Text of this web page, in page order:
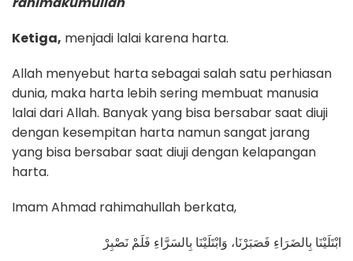
Ketiga, menjadi lalai karena harta.
Allah menyebut harta sebagai salah satu perhiasan
dunia, maka harta lebih sering membuat manusia
lalai dari Allah. Banyak yang bisa bersabar saat diuji
dengan kesempitan harta namun sangat jarang
yang bisa bersabar saat diuji dengan kelapangan
harta.
Imam Ahmad rahimahullah berkata,
ابْتَلَيْنَا بِالضَرَاءِ فَصَبَرْنَا، وَابْتَلَيْنَا بِالسَرَّاءِ فَلَمْ نَصْبِرْ